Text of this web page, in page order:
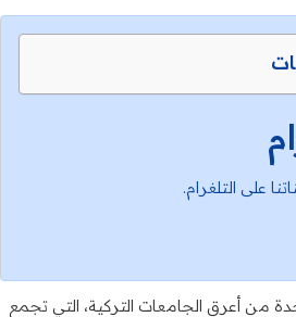
على التلغرام.
من أعرق الجامعات التركية، التي تجمع